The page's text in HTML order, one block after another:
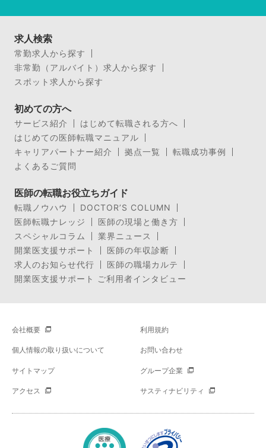
求人検索
常勤求人から探す
非常勤（アルバイト）求人から探す
スポット求人から探す
初めての方へ
サービス紹介
はじめて転職される方へ
はじめての医師転職マニュアル
キャリアパートナー紹介
拠点一覧
転職成功事例
よくあるご質問
医師の転職お役立ちガイド
転職ノウハウ
DOCTOR’S COLUMN
医師転職ナレッジ
医師の現場と働き方
スペシャルコラム
業界ニュース
開業医支援サポート
医師の年収診断
求人のお知らせ代行
医師の職場カルテ
開業医支援サポート ご利用者インタビュー
会社概要 利用規約
個人情報の取り扱いについて お問い合わせ
サイトマップ グループ企業
アクセス サスティナビリティ